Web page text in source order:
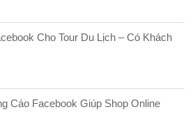
Cho Tour Du Lịch – Có Khách
Cáo Facebook Giúp Shop Online